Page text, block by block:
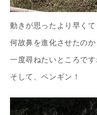
動きが思ったより早くて
何故鼻を進化させたの
一度尋ねたいところです
そして、ペンギン！